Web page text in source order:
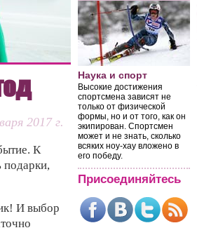
Наука и спорт
Высокие достижения
спортсмена зависят не
только от физической
формы, но и от того, как он
экипирован. Спортсмен
может и не знать, сколько
всяких ноу-хау вложено в
его победу.
Присоединяйтесь
2017 г.
К
подарки,
И выбор